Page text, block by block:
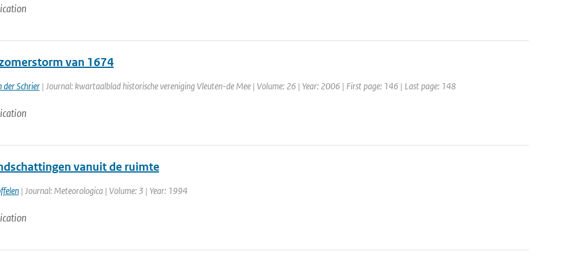
van 1674
der Schrier| Journal: kwartaalblad historische vereniging Vleuten-de Mee | Volume: 26 | Year: 2006 | First page: 146 | Last page: 148
vanuit de ruimte
| Journal: Meteorologica | Volume: 3 | Year: 1994